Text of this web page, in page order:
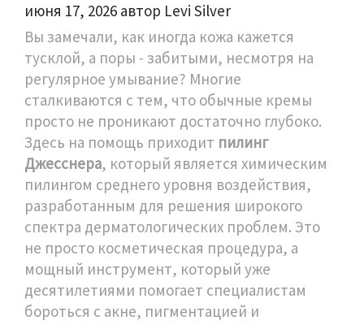
июня 17, 2026 автор Levi Silver
Вы замечали, как иногда кожа кажется
тусклой, а поры - забитыми, несмотря на
регулярное умывание? Многие
сталкиваются с тем, что обычные кремы
просто не проникают достаточно глубоко.
Здесь на помощь приходит пилинг
Джесснера, который является химическим
пилингом среднего уровня воздействия,
разработанным для решения широкого
спектра дерматологических проблем. Это
не просто косметическая процедура, а
мощный инструмент, который уже
десятилетиями помогает специалистам
бороться с акне, пигментацией и